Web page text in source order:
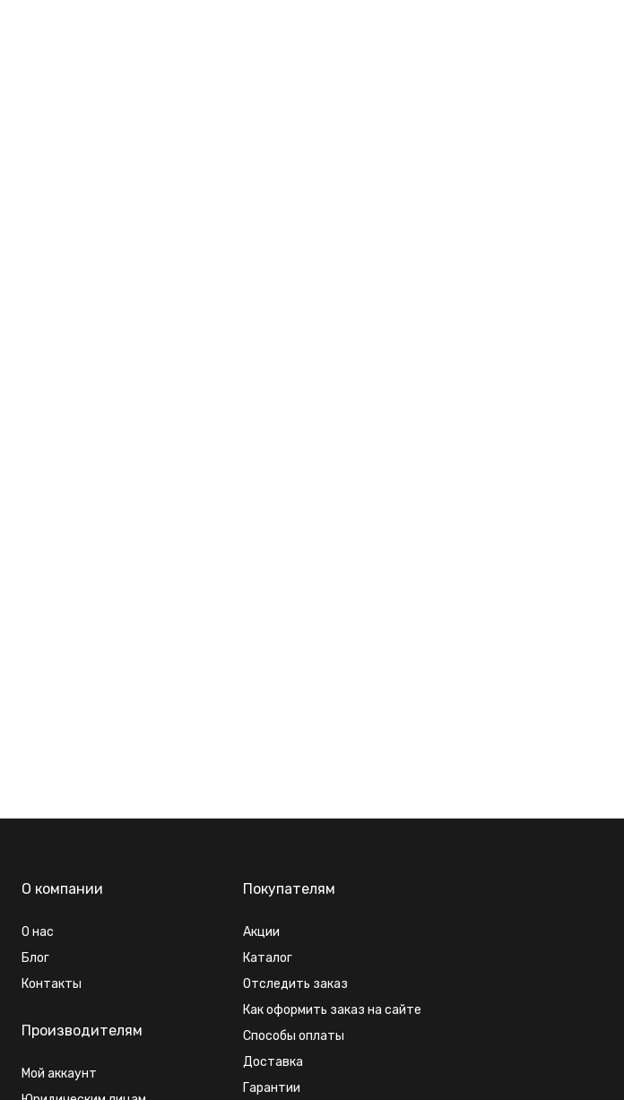
О компании
О нас
Блог
Контакты
Производителям
Мой аккаунт
Покупателям
Акции
Каталог
Отследить заказ
Как оформить заказ на сайте
Способы оплаты
Доставка
Гарантии